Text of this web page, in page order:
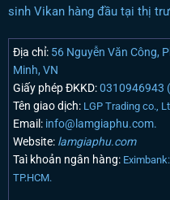
sinh Vikan hàng đầu tại thị
Địa chỉ:56 Nguyễn Văn Công,
Minh, VN
Giấy phép ĐKKD:0310946943
Tên giao dịch: LGP Trading co.,
Email:info@lamgiaphu.com.
Website:lamgiaphu.com
Taì khoản ngân hàng:
TP.HCM.